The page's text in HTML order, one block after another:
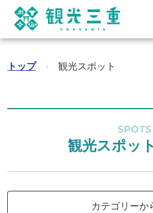
トップ › 観光スポット
SPOTS
観光スポッ
カテゴリーか